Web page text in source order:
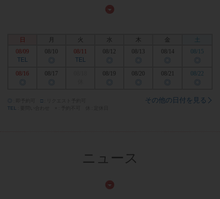
日 火 水 木 金
土
08/09
TEL
◎
08/11
TEL
08/12
◎
08/13
◎
08/14
◎
08/15
◎
08/16
◎
08/17
◎
08/19
◎
08/20
◎
08/21
◎
08/22
◎
□
TEL
その他の日付を見る
ニュース